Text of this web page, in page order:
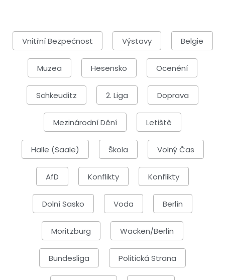
Vnitřní Bezpečnost Výstavy Belgie
Muzea Hesensko Ocenění
Schkeuditz 2. Liga Doprava
Mezinárodní Dění Letiště
Halle (Saale) Škola Volný Čas
AfD Konflikty Konflikty
Dolní Sasko Voda Berlín
Moritzburg Wacken/Berlín
Bundesliga Politická Strana